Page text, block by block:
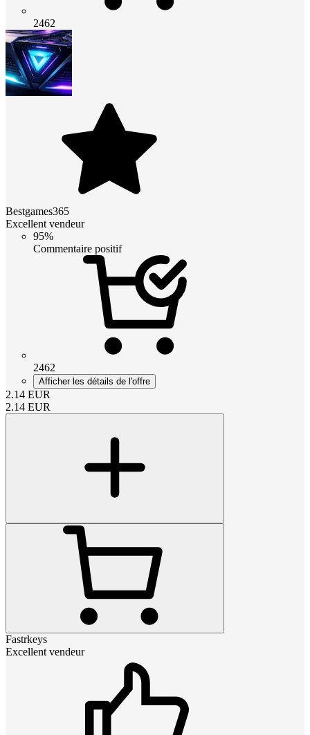
2462
Bestgames365
Excellent vendeur
95%
Commentaire positif
2462
Afficher les détails de l'offre
2.14 EUR
2.14 EUR
Fastrkeys
Excellent vendeur